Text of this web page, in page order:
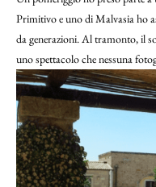
Primitivo e uno di Malvasia ho
da generazioni. Al tramonto, il
uno spettacolo che nessuna